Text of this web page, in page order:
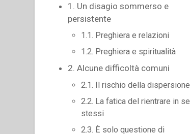
1. Un disagio sommerso e
persistente
1.1. Preghiera e relazioni
1.2. Preghiera e spiritualità
2. Alcune difficoltà comuni
2.1. Il rischio della dispersione
2.2. La fatica del rientrare in se
stessi
2.3. È solo questione di